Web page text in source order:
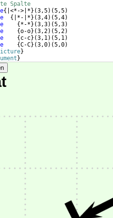
Spalte
{ |<*->|* } (3,5) (5,5)
{ |*-|* } (3,4) (5,4)
{ *-* } (3,3) (5,3)
{o-o} (3,2) (5,2)
{ c-c} (3,1) (5,1)
{C-C} (3,0) (5,0)
}
}